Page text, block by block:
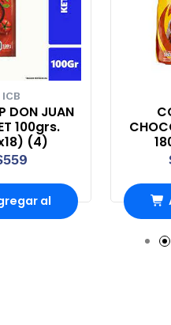
ICB
DON JUAN
100grs.
(4)
al